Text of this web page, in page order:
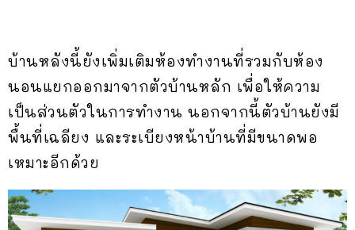
บ้านหลังนี้ยังเพิ่มเติมห้องทำงานที่รวมกับห้อง
นอนแยกออกมาจากตัวบ้านหลัก เพื่อให้ความ
เป็นส่วนตัวในการทำงาน นอกจากนี้ตัวบ้านยังมี
พื้นที่เฉลียง และระเบียงหน้าบ้านที่มีขนาดพอ
เหมาะอีกด้วย